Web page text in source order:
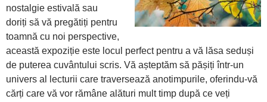
nostalgie estivală sau
doriți să vă pregătiți pentru
toamnă cu noi perspective,
această expoziție este locul perfect pentru a vă lăsa seduși
de puterea cuvântului scris. Vă așteptăm să pășiți într-un
univers al lecturii care traversează anotimpurile, oferindu-vă
cărți care vă vor rămâne alături mult timp după ce veți